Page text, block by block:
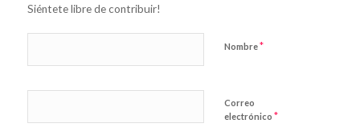
Siéntete libre de contribuir!
Nombre*
Correo
electrónico *